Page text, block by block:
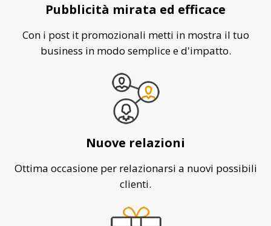
Pubblicità mirata ed efficace
Con i post it promozionali metti in mostra il tuo
business in modo semplice e d'impatto.
Nuove relazioni
Ottima occasione per relazionarsi a nuovi possibili
clienti.